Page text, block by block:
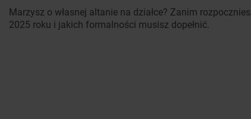
Marzysz o własnej altanie na działce? Zanim
2025 roku i jakich formalności musisz dopełnić.